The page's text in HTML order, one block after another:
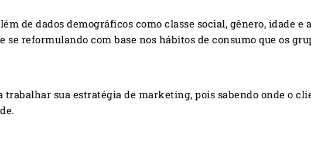
de dados demográficos como classe social, gênero, idade e
reformulando com base nos hábitos de consumo que os
sua estratégia de marketing, pois sabendo onde o